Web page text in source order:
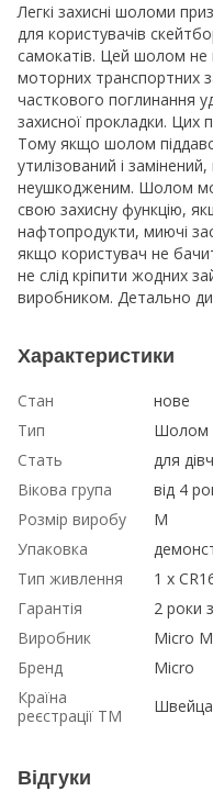
Легкі захисні шоломи
для користувачів
самокатів. Цей шолом не
моторних транспортних
часткового поглинання
захисної прокладки.
Тому якщо шолом
утилізований і
неушкодженим. Шолом
свою захисну функцію,
нафтопродукти, миючі
якщо користувач не
не слід кріпити жодних
виробником. Детально
Характеристики
Стан
нове
Тип
Шолом
Стать
для
Вікова група
від 4
Розмір виробу
M
Упаковка
Тип живлення
1 х
Гарантія
2 роки
Виробник
Micro
Бренд
Micro
Країна
реєстрації ТМ
Відгуки